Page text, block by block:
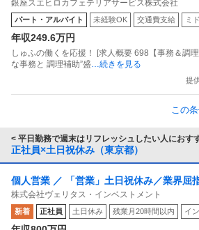
銀座スエヒロカフェテリアサービス株式会社
パート・アルバイト 未経験OK 交通費支給 ミ
年収249.6万円
しゅふの働くを応援！ [求人概要 698【事務＆調
な事務と 調理補助”盛…続きを見る
提
この
< 平日勤務で週末はリフレッシュしたい人におす
正社員×土日祝休み（東京都）
個人営業 ／ 「営業」土日祝休み／業界屈
業月10h
株式会社ヴェリタス・インベストメント
新着 正社員 土日休み 残業月20時間以内 イ